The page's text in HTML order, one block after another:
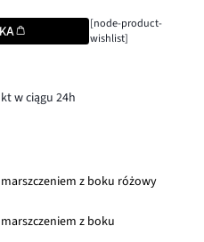
[node-product-
wishlist]
w ciągu 24h
z boku różowy
z boku